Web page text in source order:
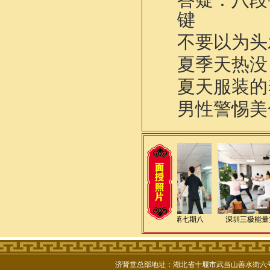
键
不要以为
夏季天热
夏天服装
男性警惕
深圳三极能量第七期八 深圳三极能
济肾堂总部地址：湖北省十堰市武当山善水街